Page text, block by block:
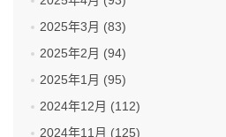
2025年3月 (83)
2025年2月 (94)
2025年1月 (95)
2024年12月 (112)
2024年11月 (125)